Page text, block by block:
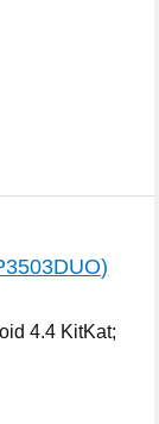
4.4 KitKat;